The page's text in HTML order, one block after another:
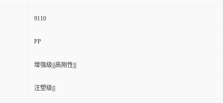
9110
PP
增强级|||高刚性|||
注塑级|||